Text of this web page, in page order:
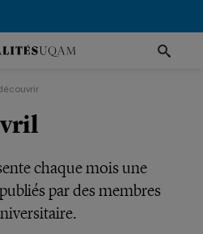
chaque mois une
par des membres